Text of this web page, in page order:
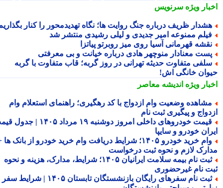
ویژهسرنویس
ظریف درباره جنگ روایت ها؛ نگاه تهدیدمحور را کنار بگذاریم
ممنوعه امیر جدیدی و لیلی رشیدی منتشر شد
قهرمانی آسیا روی میز روبرتو پیاتزا
معنادار منوچهر هادی درباره خیانت و بی معرفتی
متفاوت حدیثه تهرانی در روز گربه؛ قاب متفاوت با گربه
خانگی اش!
ویژهاندیشه معاصر
وضعیت وام ازدواج با کد رهگیری؛ راهنمای استعلام وام
و پیگیری ثبت نام
قیمت خودروهای داخلی امروز دوشنبه ۱۹ مرداد ۱۴۰۵ | جدول قیمت
خودرو و سایپا
وام خرید خودرو ۱۴۰۵؛ شرایط دریافت وام خرید خودرو از بانک ها +
لازم و نحوه ثبت درخواست
ثبت نام بیمه سلامت ایرانیان ۱۴۰۵؛ شرایط، مدارک، هزینه و نحوه
نام غیرحضوری
ثبت نام سفرهای رایگان بازنشستگان تابستان ۱۴۰۵ | شرایط سفر